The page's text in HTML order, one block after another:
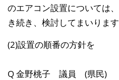
のエアコン設置については
き続き、検討してまいります
(2)設置の順番の方針を
Q 金野桃子 議員 (県民)